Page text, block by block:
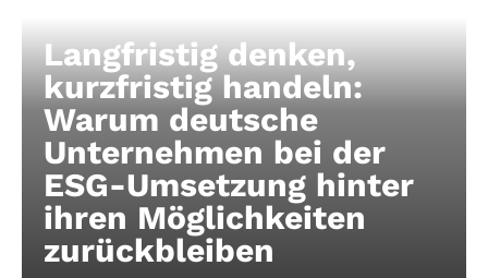
Langfristig denken,
kurzfristig handeln:
Warum deutsche
Unternehmen bei der
ESG-Umsetzung hinter
ihren Möglichkeiten
zurückbleiben